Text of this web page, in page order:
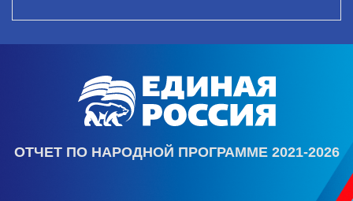
ОТЧЕТ ПО НАРОДНОЙ ПРОГРАММЕ 2021-2026